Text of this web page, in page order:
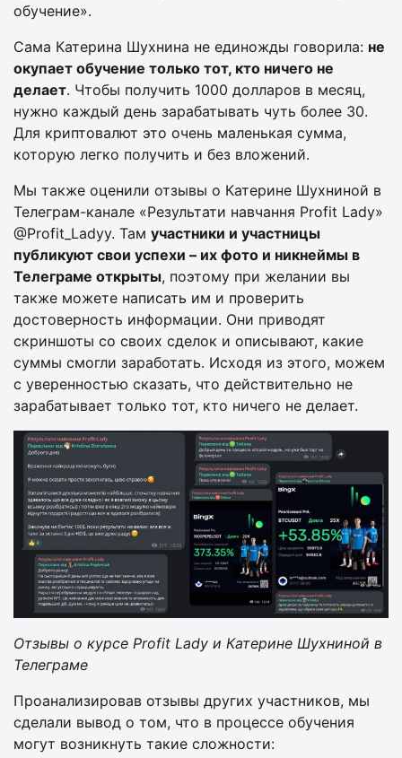
обучение».
Сама Катерина Шухнина не единожды говорила: не
окупает обучение только тот, кто ничего не
делает. Чтобы получить 1000 долларов в месяц,
нужно каждый день зарабатывать чуть более 30.
Для криптовалют это очень маленькая сумма,
которую легко получить и без вложений.
Мы также оценили отзывы о Катерине Шухниной в
Телеграм-канале «Результати навчання Profit Lady»
@Profit_Ladyy. Там участники и участницы
публикуют свои успехи – их фото и никнеймы в
Телеграме открыты, поэтому при желании вы
также можете написать им и проверить
достоверность информации. Они приводят
скриншоты со своих сделок и описывают, какие
суммы смогли заработать. Исходя из этого, можем
с уверенностью сказать, что действительно не
зарабатывает только тот, кто ничего не делает.
Отзывы о курсе Profit Lady и Катерине Шухниной в
Телеграме
Проанализировав отзывы других участников, мы
сделали вывод о том, что в процессе обучения
могут возникнуть такие сложности: